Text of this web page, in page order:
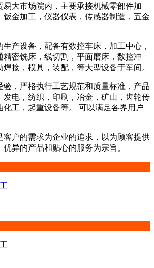
易大市场院内，主要承接机械零部件加
钣金加工，仪器仪表，传感器制造，五金
产设备，配备有数控车床，加工中心，
精密铣床，线切割，平面磨床，数控冲
接，模具，装配，等大型设备于车间。
验，严格执行工艺规范和质量标准，产品
发电，纺织，印刷，冶金，矿山，齿轮传
化工，起重设备等。 可以满足各界用户
客户的需求为企业的追求，以为顾客提供
异的产品和贴心的服务为宗旨。